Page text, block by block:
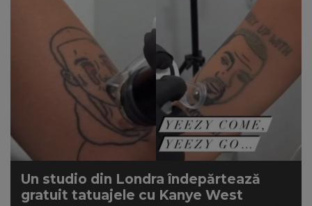
Un studio din Londra îndepărtează
gratuit tatuajele cu Kanye West